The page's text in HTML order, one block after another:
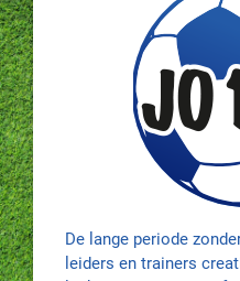
De lange periode
leiders en trainers